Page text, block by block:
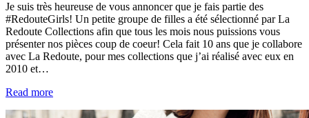
Je suis très heureuse de vous annoncer que je fais partie des
#RedouteGirls! Un petite groupe de filles a été sélectionné par La
Redoute Collections afin que tous les mois nous puissions vous
présenter nos pièces coup de coeur! Cela fait 10 ans que je collabore
avec La Redoute, pour mes collections que j’ai réalisé avec eux en
2010 et…
Read more